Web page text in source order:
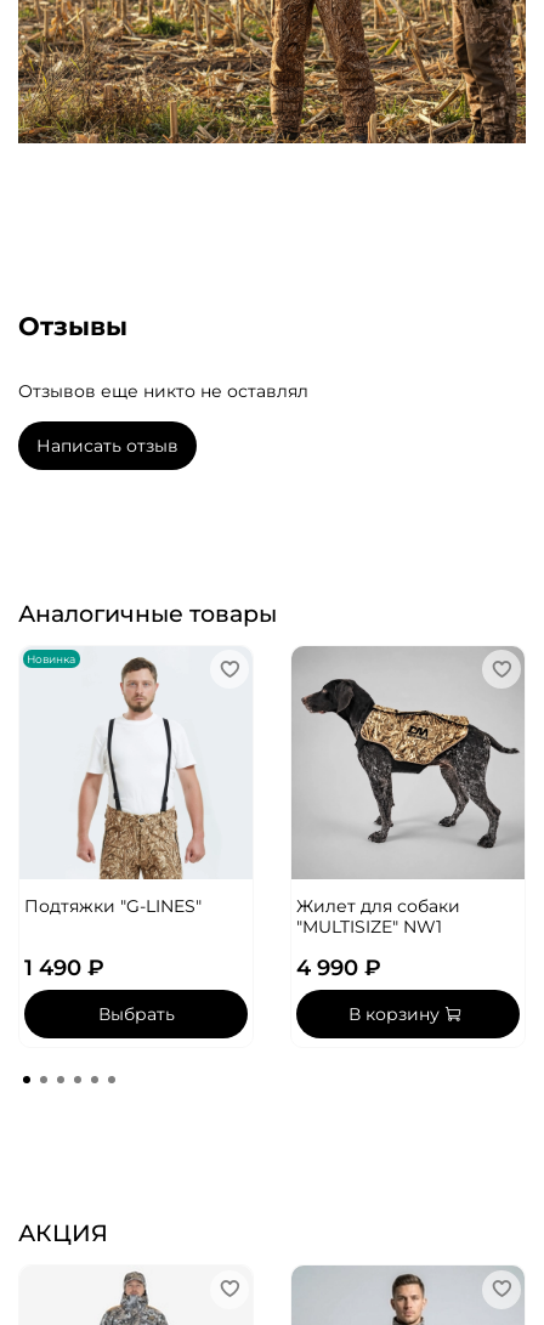
Отзывы
Отзывов еще никто не оставлял
Написать отзыв
Аналогичные товары
Новинка
Подтяжки "G-LINES"
1 490 ₽
Выбрать
Жилет для собаки
"MULTISIZE" NW1
4 990 ₽
В корзину
АКЦИЯ